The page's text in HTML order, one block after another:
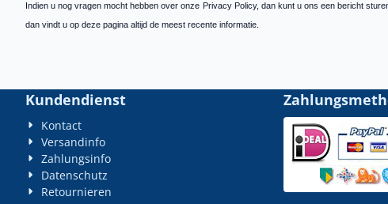
Indien u nog vragen mocht hebben over onze Privacy Policy, dan kunt u ons een bericht
dan vindt u op deze pagina altijd de meest recente informatie.
Kundendienst
Kontact
Versandinfo
Zahlungsinfo
Datenschutz
Retournieren